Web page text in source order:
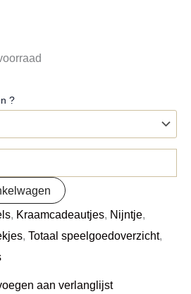
?
Kraamcadeautjes Nijntje
Totaal speelgoedoverzicht,
aan verlanglijst